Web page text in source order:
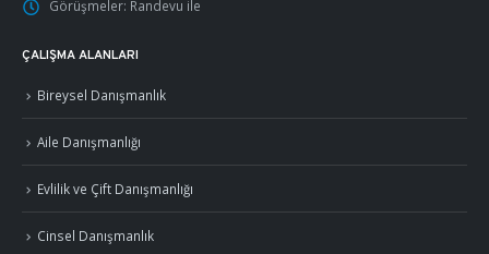
Görüşmeler: Randevu ile
ÇALIŞMA ALANLARI
Bireysel Danışmanlık
Aile Danışmanlığı
Evlilik ve Çift Danışmanlığı
Cinsel Danışmanlık